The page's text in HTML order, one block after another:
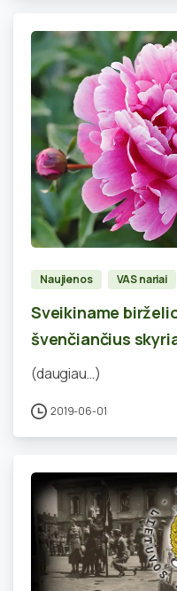
Naujienos VAS nariai
Sveikiname
švenčiančius
(daugiau…)
2019-06-01